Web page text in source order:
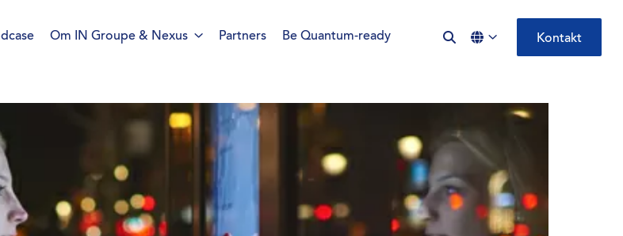
Om IN Groupe & Nexus Partners Be Quantum-ready Kontakt